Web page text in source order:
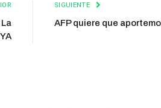
SIGUIENTE
AFP quiere que